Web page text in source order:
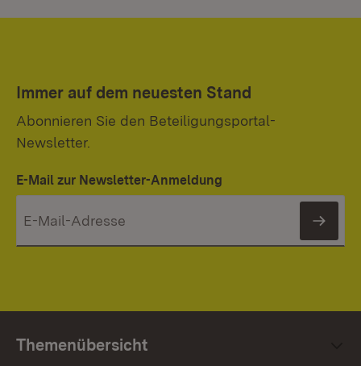
Immer auf dem neuesten Stand
Abonnieren Sie den Beteiligungsportal-
Newsletter.
E-Mail zur Newsletter-Anmeldung
Themenübersicht